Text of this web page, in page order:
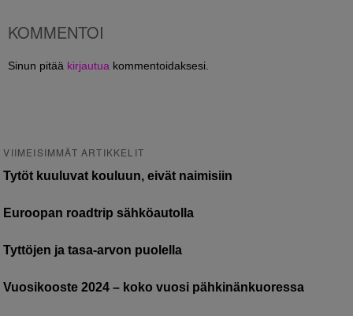
KOMMENTOI
Sinun pitää kirjautua kommentoidaksesi.
VIIMEISIMMÄT ARTIKKELIT
Tytöt kuuluvat kouluun, eivät naimisiin
Euroopan roadtrip sähköautolla
Tyttöjen ja tasa-arvon puolella
Vuosikooste 2024 – koko vuosi pähkinänkuoressa